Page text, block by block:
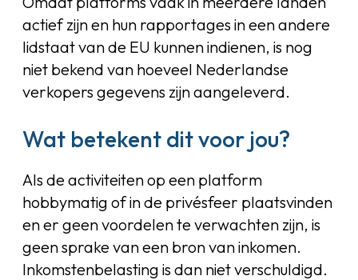
actief zijn en hun rapportages in een andere
lidstaat van de EU kunnen indienen, is nog
niet bekend van hoeveel Nederlandse
verkopers gegevens zijn aangeleverd.
Wat betekent dit voor jou?
Als de activiteiten op een platform
hobbymatig of in de privésfeer plaatsvinden
en er geen voordelen te verwachten zijn, is
geen sprake van een bron van inkomen.
Inkomstenbelasting is dan niet verschuldigd.